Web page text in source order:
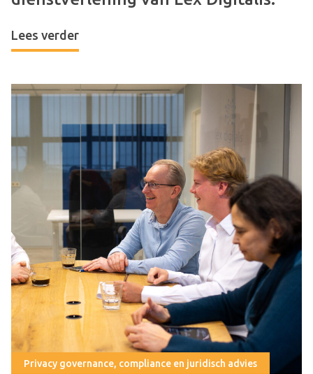
Lees verder
Privacy governance, compliance en juridisch advies